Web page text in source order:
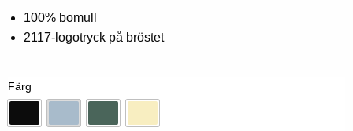
0,00
av
5
100% bomull
2117-logotryck på bröstet
Färg
Svart Isblå Tall Solsken